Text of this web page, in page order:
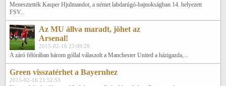
Menesztették Kasper Hjulmandot, a német labdarúgó-bajnokságban 14. helyezett
FSV...
Az MU állva maradt, jöhet az
Arsenal!
2015-02-16 23:09:29
A záró félórában három góllal válaszolt a Manchester United a házigazda,...
Green visszatérhet a Bayernhez
2015-02-16 21:52:53